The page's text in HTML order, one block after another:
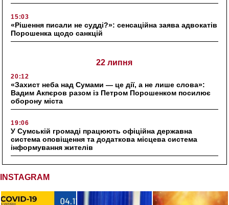
15:03
«Рішення писали не судді?»: сенсаційна заява адвокатів
Порошенка щодо санкцій
22 липня
20:12
«Захист неба над Сумами — це дії, а не лише слова»:
Вадим Акпєров разом із Петром Порошенком посилює
оборону міста
19:06
У Сумській громаді працюють офіційна державна
система оповіщення та додаткова місцева система
інформування жителів
INSTAGRAM